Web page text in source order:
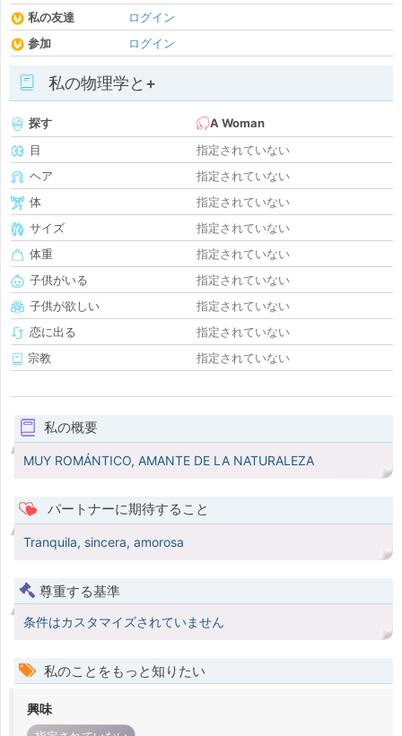
私の友達
ログイン
参加
ログイン
私の物理学と+
探す
A Woman
目
指定されていない
ヘア
指定されていない
体
指定されていない
サイズ
指定されていない
体重
指定されていない
子供がいる
指定されていない
子供が欲しい
指定されていない
恋に出る
指定されていない
宗教
指定されていない
私の概要
MUY ROMÁNTICO, AMANTE DE LA NATURALEZA
パートナーに期待すること
Tranquila, sincera, amorosa
尊重する基準
条件はカスタマイズされていません
私のことをもっと知りたい
興味